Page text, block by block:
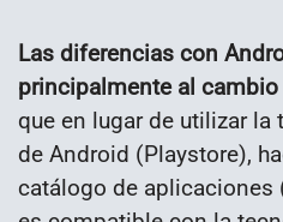
Las diferencias con
principalmente al cambio
que en lugar de utilizar
de Android (Playstore),
catálogo de aplicaciones